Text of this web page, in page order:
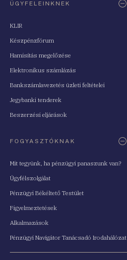
ÜGYFELEINKNEK
KLIR
Készpénzfórum
Hamisítás megelőzése
Elektronikus számlázás
Bankszámlavezetés üzleti feltételei
Jegybanki tenderek
Beszerzési eljárások
FOGYASZTÓKNAK
Mit tegyünk, ha pénzügyi panaszunk van?
Ügyfélszolgálat
Pénzügyi Békéltető Testület
Figyelmeztetések
Alkalmazások
Pénzügyi Navigátor Tanácsadó Irodahálózat